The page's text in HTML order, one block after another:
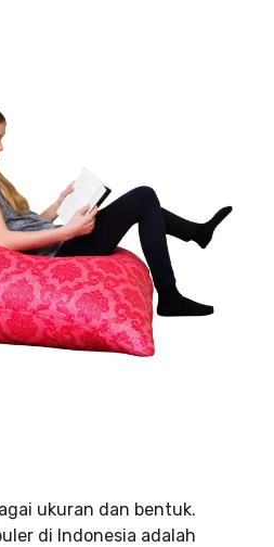
ukuran dan bentuk.
di Indonesia adalah